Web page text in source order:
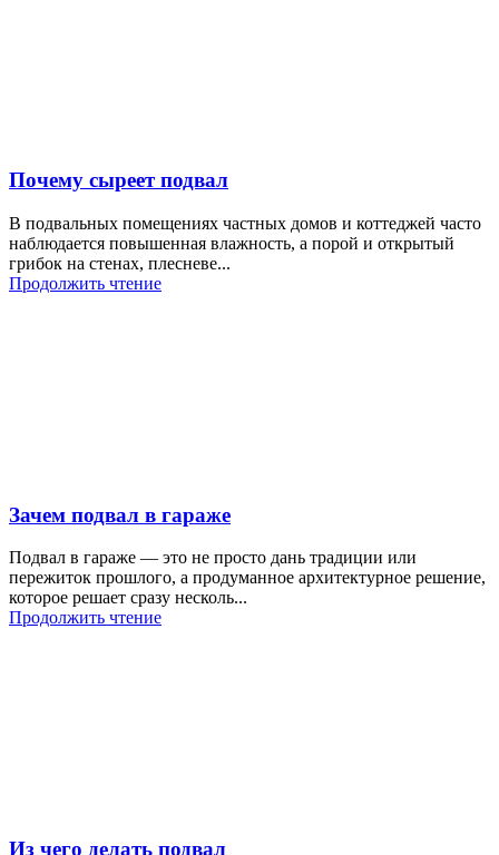
Почему сыреет подвал
В подвальных помещениях частных домов и коттеджей часто
наблюдается повышенная влажность, а порой и открытый
грибок на стенах, плесневе...
Продолжить чтение
Зачем подвал в гараже
Подвал в гараже — это не просто дань традиции или
пережиток прошлого, а продуманное архитектурное решение,
которое решает сразу несколь...
Продолжить чтение
Из чего делать подвал